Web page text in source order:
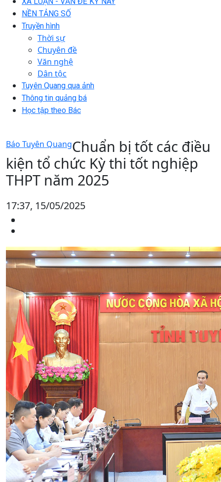
NỀN TẢNG SỐ
Truyền hình
Thời sự
Chuyên đề
Văn nghệ
Dân tộc
Tuyên Quang qua ảnh
Thông tin quảng bá
Học tập theo Bác
Báo Tuyên QuangChuẩn bị tốt các điều
kiện tổ chức Kỳ thi tốt nghiệp
THPT năm 2025
17:37, 15/05/2025